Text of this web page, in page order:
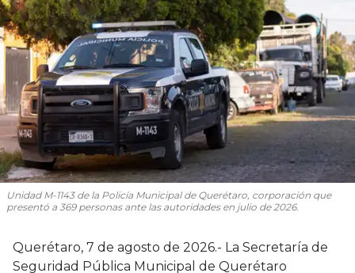
Unidad M-1143 de la Policía Municipal de Querétaro, corporación que
presentó a 369 personas ante las autoridades en julio de 2026.
Querétaro, 7 de agosto de 2026.- La Secretaría de
Seguridad Pública Municipal de Querétaro